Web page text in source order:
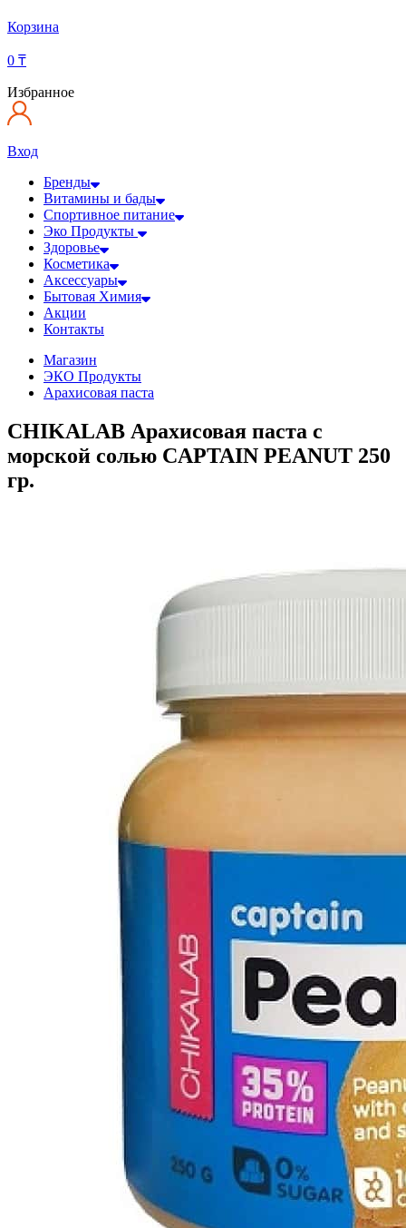
Корзина
0 ₸
Избранное
Вход
Бренды
Витамины и бады
Спортивное питание
Эко Продукты
Здоровье
Косметика
Аксессуары
Бытовая Химия
Акции
Контакты
Магазин
ЭКО Продукты
Арахисовая паста
CHIKALAB Арахисовая паста с
морской солью CAPTAIN PEANUT 250
гр.